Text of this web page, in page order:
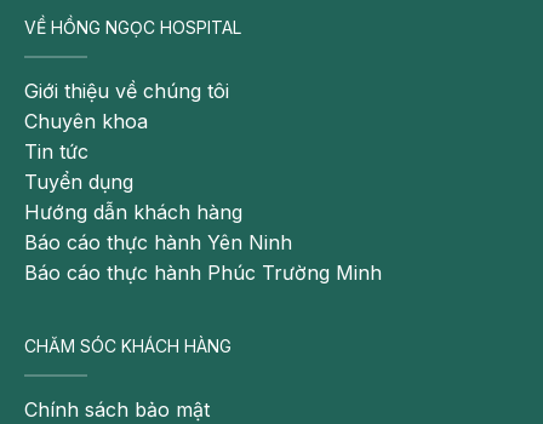
răng, miệng và họng sạch sẽ.
bằng nước muối pha loãng hoặc nước diệt khuẩn
mua tại các hiệu thuốc. Duy trì việc đánh răng đúng
cách 2 – 3 lần/ngày.
Thường xuyên đeo khẩu trang
đường, hay mỗi khi đến những nơi có nhiều khói bụi,
môi trường ô nhiễm….
VỀ HỒNG NGỌC HOSPITAL
Giới thiệu về chúng tôi
Chuyên khoa
Tin tức
Tuyển dụng
Hướng dẫn khách hàng
Báo cáo thực hành Yên Ninh
Báo cáo thực hành Phúc Trường Minh
CHĂM SÓC KHÁCH HÀNG
Chính sách bảo mật